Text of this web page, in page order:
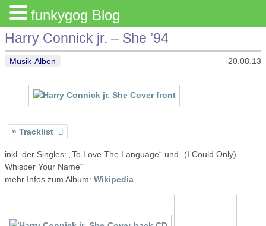
Harry Connick jr. – She ’94
Musik-Alben 20.08.13
Tracklist
inkl. der Singles: „To Love The Language“ und „(I Could Only)
Whisper Your Name“
mehr Infos zum Album: Wikipedia
funkygog Blog